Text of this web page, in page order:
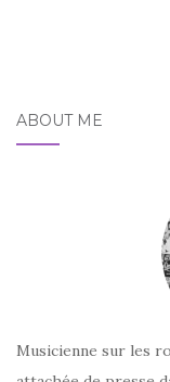
ABOUT ME
Musicienne sur les